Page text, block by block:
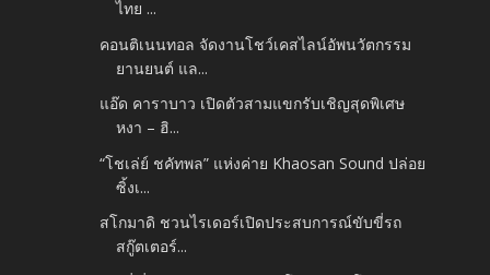
ไทย ...
คอนติเนนทอล จัดงานโชว์เคสไลน์อัพนวัตกรรม
ยานยนต์ แล...
แอ๊ด คาราบาว เปิดตัวสามแขกรับเชิญสุดพิเศษ
หงา – ฮิ...
“โชเล่ย์ ชคัทพล” แห่งค่าย Khaosan Sound ปล่อย
ซิ้งเ...
สโกมาดิ ชวนไรเดอร์เปิดประสบการณ์ขับขี่รถ
สกู๊ตเตอร์...